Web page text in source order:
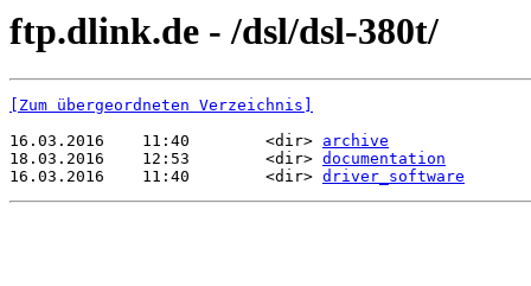
ftp.dlink.de - /dsl/dsl-380t/
[Zum übergeordneten Verzeichnis]
16.03.2016    11:40        <dir> archive
18.03.2016    12:53        <dir> documentation
16.03.2016    11:40        <dir> driver_software